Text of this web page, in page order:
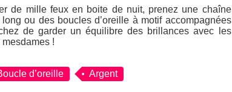
de mille feux en boite de nuit, prenez une chaîne
ou des boucles d’oreille à motif accompagnées
de garder un équilibre des brillances avec les
!
d’oreille Argent